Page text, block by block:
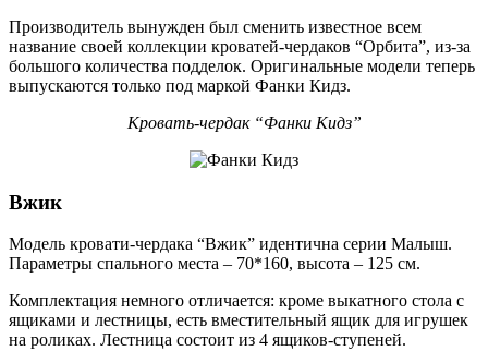
Производитель вынужден был сменить известное всем
название своей коллекции кроватей-чердаков “Орбита”, из-за
большого количества подделок. Оригинальные модели теперь
выпускаются только под маркой Фанки Кидз.
Кровать-чердак “Фанки Кидз”
Вжик
Модель кровати-чердака “Вжик” идентична серии Малыш.
Параметры спального места – 70*160, высота – 125 см.
Комплектация немного отличается: кроме выкатного стола с
ящиками и лестницы, есть вместительный ящик для игрушек
на роликах. Лестница состоит из 4 ящиков-ступеней.